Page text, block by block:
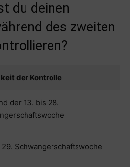
du deinen
des zweiten
der Kontrolle
der 13. bis 28.
29. Schwangerschaftswoche